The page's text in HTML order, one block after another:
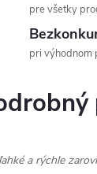
pre všetky
pri výhodnom
a rýchle